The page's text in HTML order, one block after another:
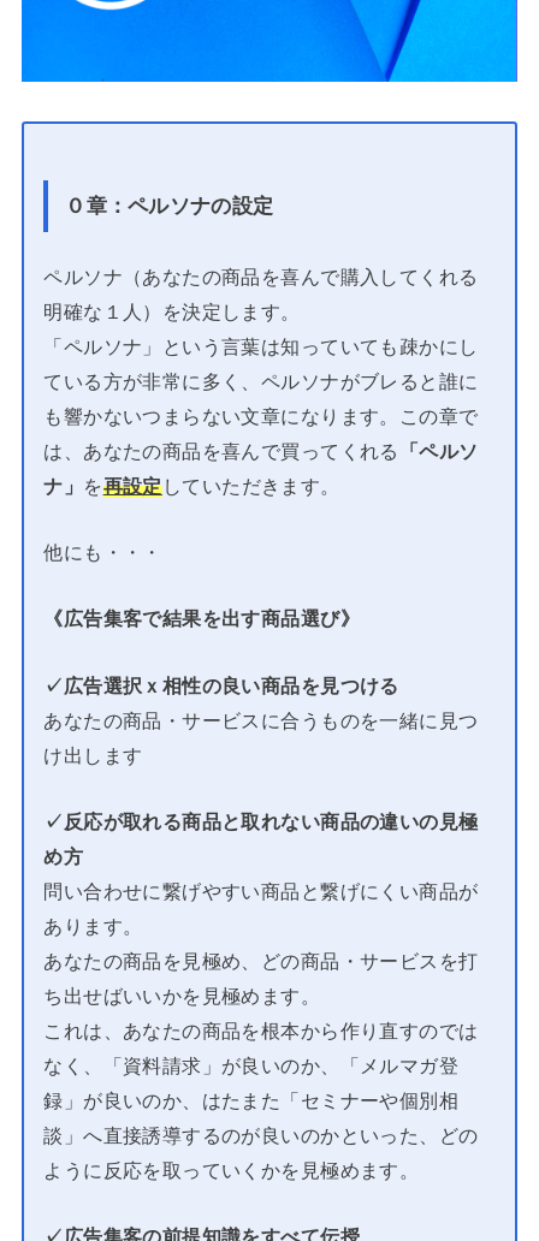
０章：ペルソナの設定
ペルソナ（あなたの商品を喜んで購入してくれる
明確な１人）を決定します。
「ペルソナ」という言葉は知っていても疎かにし
ている方が非常に多く、ペルソナがブレると誰に
も響かないつまらない文章になります。この章で
は、あなたの商品を喜んで買ってくれる
「ペルソ
ナ」 を再設定していただきます。
他にも・・・
《広告集客で結果を出す商品選び》
✓広告選択ｘ相性の良い商品を見つける
あなたの商品・サービスに合うものを一緒に見つ
け出します
✓反応が取れる商品と取れない商品の違いの見極
め方
問い合わせに繋げやすい商品と繋げにくい商品が
あります。
あなたの商品を見極め、どの商品・サービスを打
ち出せばいいかを見極めます。
これは、あなたの商品を根本から作り直すのでは
なく、「資料請求」が良いのか、「メルマガ登
録」が良いのか、はたまた「セミナーや個別相
談」へ直接誘導するのが良いのかといった、どの
ように反応を取っていくかを見極めます。
✓広告集客の前提知識をすべて伝授